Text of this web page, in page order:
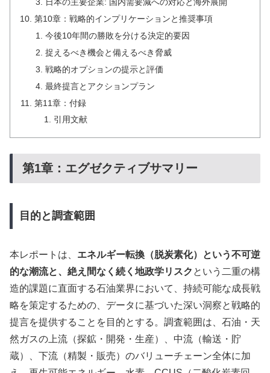
日本の主要企業: 国内需要減への対応と海外展開
第10章：戦略的インプリケーションと推奨事項
今後10年間の勝敗を分ける決定的要因
捉えるべき機会と備えるべき脅威
戦略的オプションの提示と評価
最終提言とアクションプラン
第11章：付録
引用文献
第1章：エグゼクティブサマリー
目的と調査範囲
本レポートは、 エネルギー転換（脱炭素化）という不可逆
的な潮流と、絶え間なく続く地政学リスク という二重の構
造的課題に直面する石油業界において、持続可能な成長戦
略を策定するための、データに基づいた深い洞察と戦略的
提言を提供することを目的とする。調査範囲は、石油・天
然ガスの上流（探鉱・開発・生産）、中流（輸送・貯
蔵）、下流（精製・販売）のバリューチェーン全体に加